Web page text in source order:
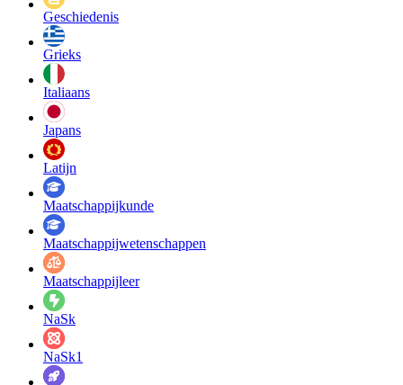
Geschiedenis
Grieks
Italiaans
Japans
Latijn
Maatschappij­kunde
Maatschappij­wetenschappen
Maatschappijleer
NaSk
NaSk1